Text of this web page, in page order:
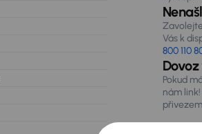
Vás k
800 110
Pokud
nám